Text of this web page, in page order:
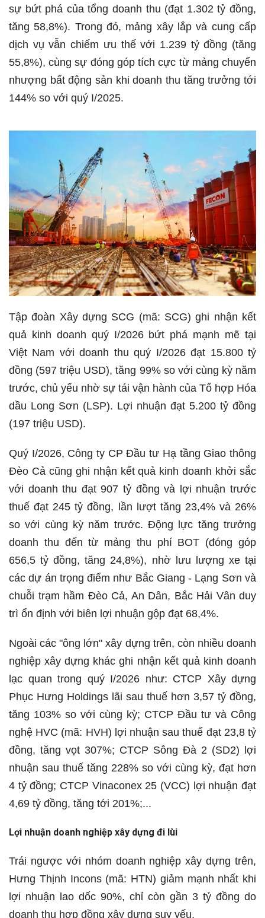
sự bứt phá của tổng doanh thu (đạt 1.302 tỷ đồng,
tăng 58,8%). Trong đó, mảng xây lắp và cung cấp
dịch vụ vẫn chiếm ưu thế với 1.239 tỷ đồng (tăng
55,8%), cùng sự đóng góp tích cực từ mảng chuyển
nhượng bất động sản khi doanh thu tăng trưởng tới
144% so với quý I/2025.
Tập đoàn Xây dựng SCG (mã: SCG) ghi nhận kết
quả kinh doanh quý I/2026 bứt phá mạnh mẽ tại
Việt Nam với doanh thu quý I/2026 đạt 15.800 tỷ
đồng (597 triệu USD), tăng 99% so với cùng kỳ năm
trước, chủ yếu nhờ sự tái vận hành của Tổ hợp Hóa
dầu Long Sơn (LSP). Lợi nhuận đạt 5.200 tỷ đồng
(197 triệu USD).
Quý I/2026, Công ty CP Đầu tư Hạ tầng Giao thông
Đèo Cả cũng ghi nhận kết quả kinh doanh khởi sắc
với doanh thu đạt 907 tỷ đồng và lợi nhuận trước
thuế đạt 245 tỷ đồng, lần lượt tăng 23,4% và 26%
so với cùng kỳ năm trước. Động lực tăng trưởng
doanh thu đến từ mảng thu phí BOT (đóng góp
656,5 tỷ đồng, tăng 24,8%), nhờ lưu lượng xe tại
các dự án trọng điểm như Bắc Giang - Lạng Sơn và
chuỗi trạm hầm Đèo Cả, An Dân, Bắc Hải Vân duy
trì ổn định với biên lợi nhuận gộp đạt 68,4%.
Ngoài các "ông lớn" xây dựng trên, còn nhiều doanh
nghiệp xây dựng khác ghi nhận kết quả kinh doanh
lạc quan trong quý I/2026 như: CTCP Xây dựng
Phục Hưng Holdings lãi sau thuế hơn 3,57 tỷ đồng,
tăng 103% so với cùng kỳ; CTCP Đầu tư và Công
nghệ HVC (mã: HVH) lợi nhuận sau thuế đạt 23,8 tỷ
đồng, tăng vọt 307%; CTCP Sông Đà 2 (SD2) lợi
nhuận sau thuế tăng 228% so với cùng kỳ, đạt hơn
4 tỷ đồng; CTCP Vinaconex 25 (VCC) lợi nhuận đạt
4,69 tỷ đồng, tăng tới 201%;...
Lợi nhuận doanh nghiệp xây dựng đi lùi
Trái ngược với nhóm doanh nghiệp xây dựng trên,
Hưng Thịnh Incons (mã: HTN) giảm mạnh nhất khi
lợi nhuận lao dốc 90%, chỉ còn gần 3 tỷ đồng do
doanh thu hợp đồng xây dựng suy yếu.